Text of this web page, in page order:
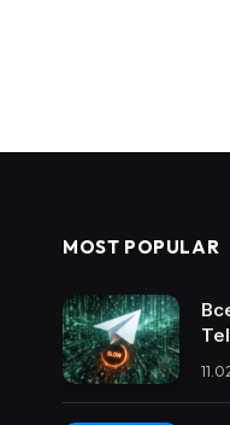
MOST POPULAR